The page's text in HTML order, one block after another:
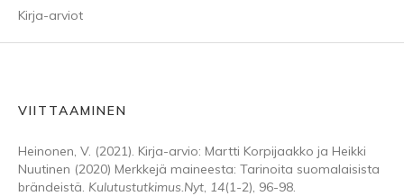
Kirja-arviot
VIITTAAMINEN
Heinonen, V. (2021). Kirja-arvio: Martti Korpijaakko ja Heikki
Nuutinen (2020) Merkkejä maineesta: Tarinoita suomalaisista
brändeistä. Kulutustutkimus.Nyt, 14(1-2), 96-98.